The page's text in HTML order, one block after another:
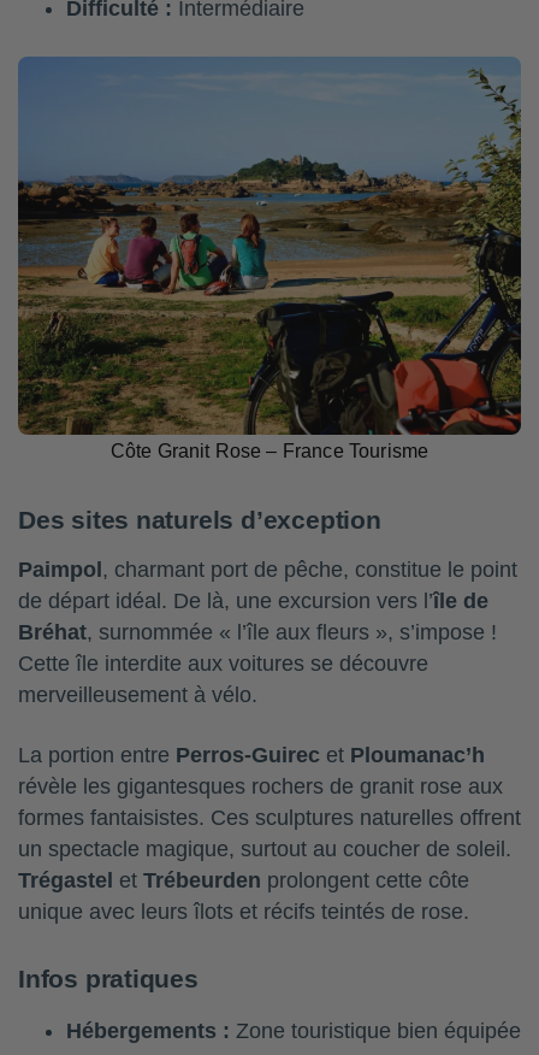
Difficulté : Intermédiaire
Côte Granit Rose – France Tourisme
Des sites naturels d’exception
Paimpol , charmant port de pêche, constitue le point
de départ idéal. De là, une excursion vers l’île de
Bréhat, surnommée « l’île aux fleurs », s’impose !
Cette île interdite aux voitures se découvre
merveilleusement à vélo.
La portion entre Perros-Guirec et Ploumanac’h
révèle les gigantesques rochers de granit rose aux
formes fantaisistes. Ces sculptures naturelles offrent
un spectacle magique, surtout au coucher de soleil.
Trégastel et Trébeurden prolongent cette côte
unique avec leurs îlots et récifs teintés de rose.
Infos pratiques
Hébergements : Zone touristique bien équipée